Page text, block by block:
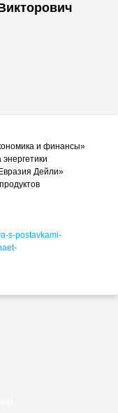
и финансы»
Дейли»
s-postavkami-